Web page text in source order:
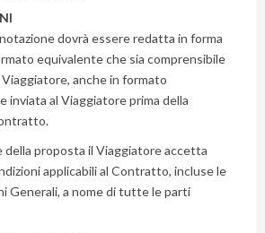
dovrà essere redatta in forma
equivalente che sia comprensibile
anche in formato
inviata al Viaggiatore prima della
della proposta il Viaggiatore accetta
applicabili al Contratto, incluse le
Generali, a nome di tutte le parti